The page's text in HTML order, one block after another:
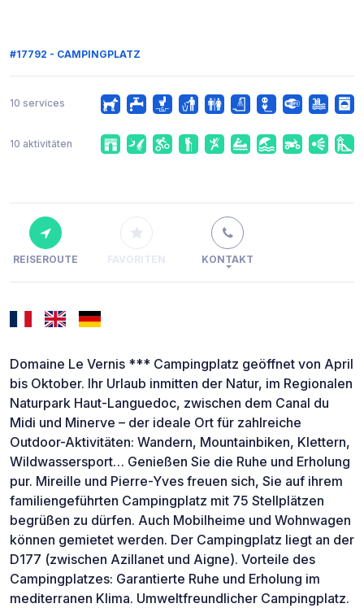
#17792 - CAMPINGPLATZ
10 services
10 aktivitäten
REISEROUTE FAVORITEN KONTAKT
Domaine Le Vernis *** Campingplatz geöffnet von April
bis Oktober. Ihr Urlaub inmitten der Natur, im Regionalen
Naturpark Haut-Languedoc, zwischen dem Canal du
Midi und Minerve – der ideale Ort für zahlreiche
Outdoor-Aktivitäten: Wandern, Mountainbiken, Klettern,
Wildwassersport… Genießen Sie die Ruhe und Erholung
pur. Mireille und Pierre-Yves freuen sich, Sie auf ihrem
familiengeführten Campingplatz mit 75 Stellplätzen
begrüßen zu dürfen. Auch Mobilheime und Wohnwagen
können gemietet werden. Der Campingplatz liegt an der
D177 (zwischen Azillanet und Aigne). Vorteile des
Campingplatzes: Garantierte Ruhe und Erholung im
mediterranen Klima. Umweltfreundlicher Campingplatz.